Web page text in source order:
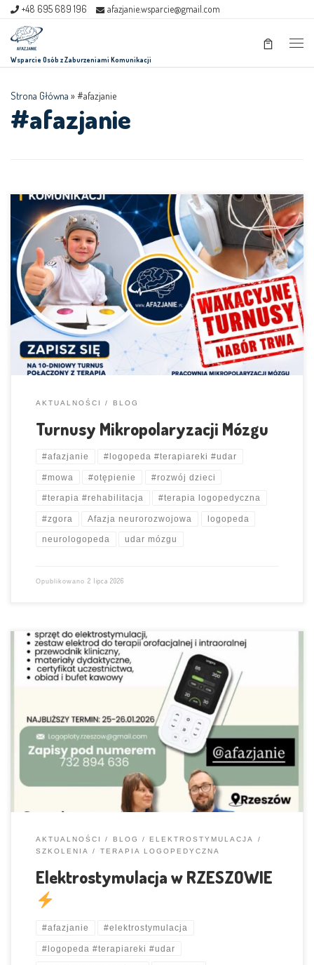
+48 695 689 196 afazjanie.wsparcie@gmail.com
Wsparcie Osób z Zaburzeniami Komunikacji
Strona Główna » #afazjanie
#afazjanie
Zapraszamy
AKTUALNOŚCI BLOG
Turnusy Mikropolaryzacji Mózgu
#afazjanie #logopeda #terapiareki #udar
#mowa #otępienie #rozwój dzieci
#terapia #rehabilitacja #terapia logopedyczna
#zgora Afazja neurorozwojowa logopeda
neurologopeda udar mózgu
Opublikowano 2 lipca 2026
Na zaproszenie grupy logopedów i terapeutów z RZESZOWA mamy
przyjemność szkolić tam gościnnie 25-26.01.2026
chętnych z okolic
AKTUALNOŚCI BLOG
ELEKTROSTYMULACJA
SZKOLENIA
TERAPIA LOGOPEDYCZNA
Elektrostymulacja w RZESZOWIE
#afazjanie #elektrostymulacja
#logopeda #terapiareki #udar